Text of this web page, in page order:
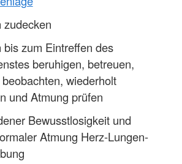
zudecken
bis zum Eintreffen des
beruhigen, betreuen,
wiederholt
und Atmung prüfen
Bewusstlosigkeit und
Atmung Herz-Lungen-